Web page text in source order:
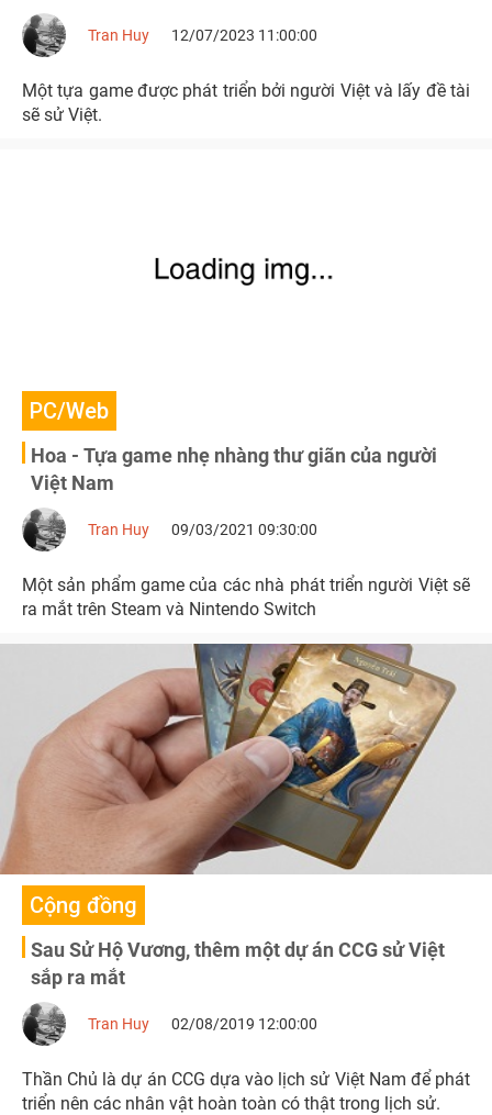
Tran Huy 12/07/2023 11:00:00
Một tựa game được phát triển bởi người Việt và lấy đề tài
sẽ sử Việt.
PC/Web
Hoa - Tựa game nhẹ nhàng thư giãn của người
Việt Nam
Tran Huy 09/03/2021 09:30:00
Một sản phẩm game của các nhà phát triển người Việt sẽ
ra mắt trên Steam và Nintendo Switch
Cộng đồng
Sau Sử Hộ Vương, thêm một dự án CCG sử Việt
sắp ra mắt
Tran Huy 02/08/2019 12:00:00
Thần Chủ là dự án CCG dựa vào lịch sử Việt Nam để phát
triển nên các nhân vật hoàn toàn có thật trong lịch sử.